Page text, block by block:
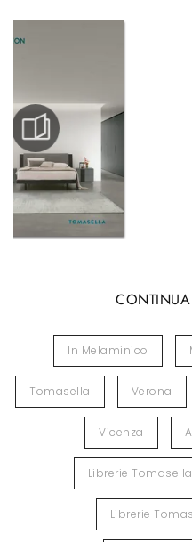
In Melaminico
Tomasella Verona
Vicenza
Librerie
Librerie